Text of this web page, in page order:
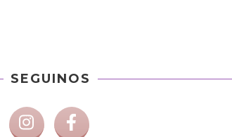
SEGUINOS